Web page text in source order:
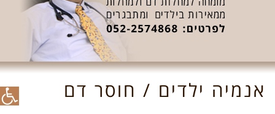
פתח אנמיה ילדים / חוסר דם